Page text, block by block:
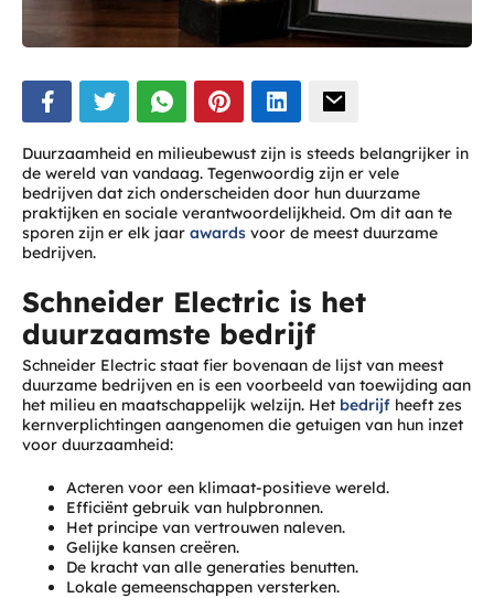
Duurzaamheid en milieubewust zijn is steeds belangrijker in
de wereld van vandaag. Tegenwoordig zijn er vele
bedrijven dat zich onderscheiden door hun duurzame
praktijken en sociale verantwoordelijkheid. Om dit aan te
sporen zijn er elk jaar awards voor de meest duurzame
bedrijven.
Schneider Electric is het
duurzaamste bedrijf
Schneider Electric staat fier bovenaan de lijst van meest
duurzame bedrijven en is een voorbeeld van toewijding aan
het milieu en maatschappelijk welzijn. Het bedrijf heeft zes
kernverplichtingen aangenomen die getuigen van hun inzet
voor duurzaamheid:
Acteren voor een klimaat-positieve wereld.
Efficiënt gebruik van hulpbronnen.
Het principe van vertrouwen naleven.
Gelijke kansen creëren.
De kracht van alle generaties benutten.
Lokale gemeenschappen versterken.